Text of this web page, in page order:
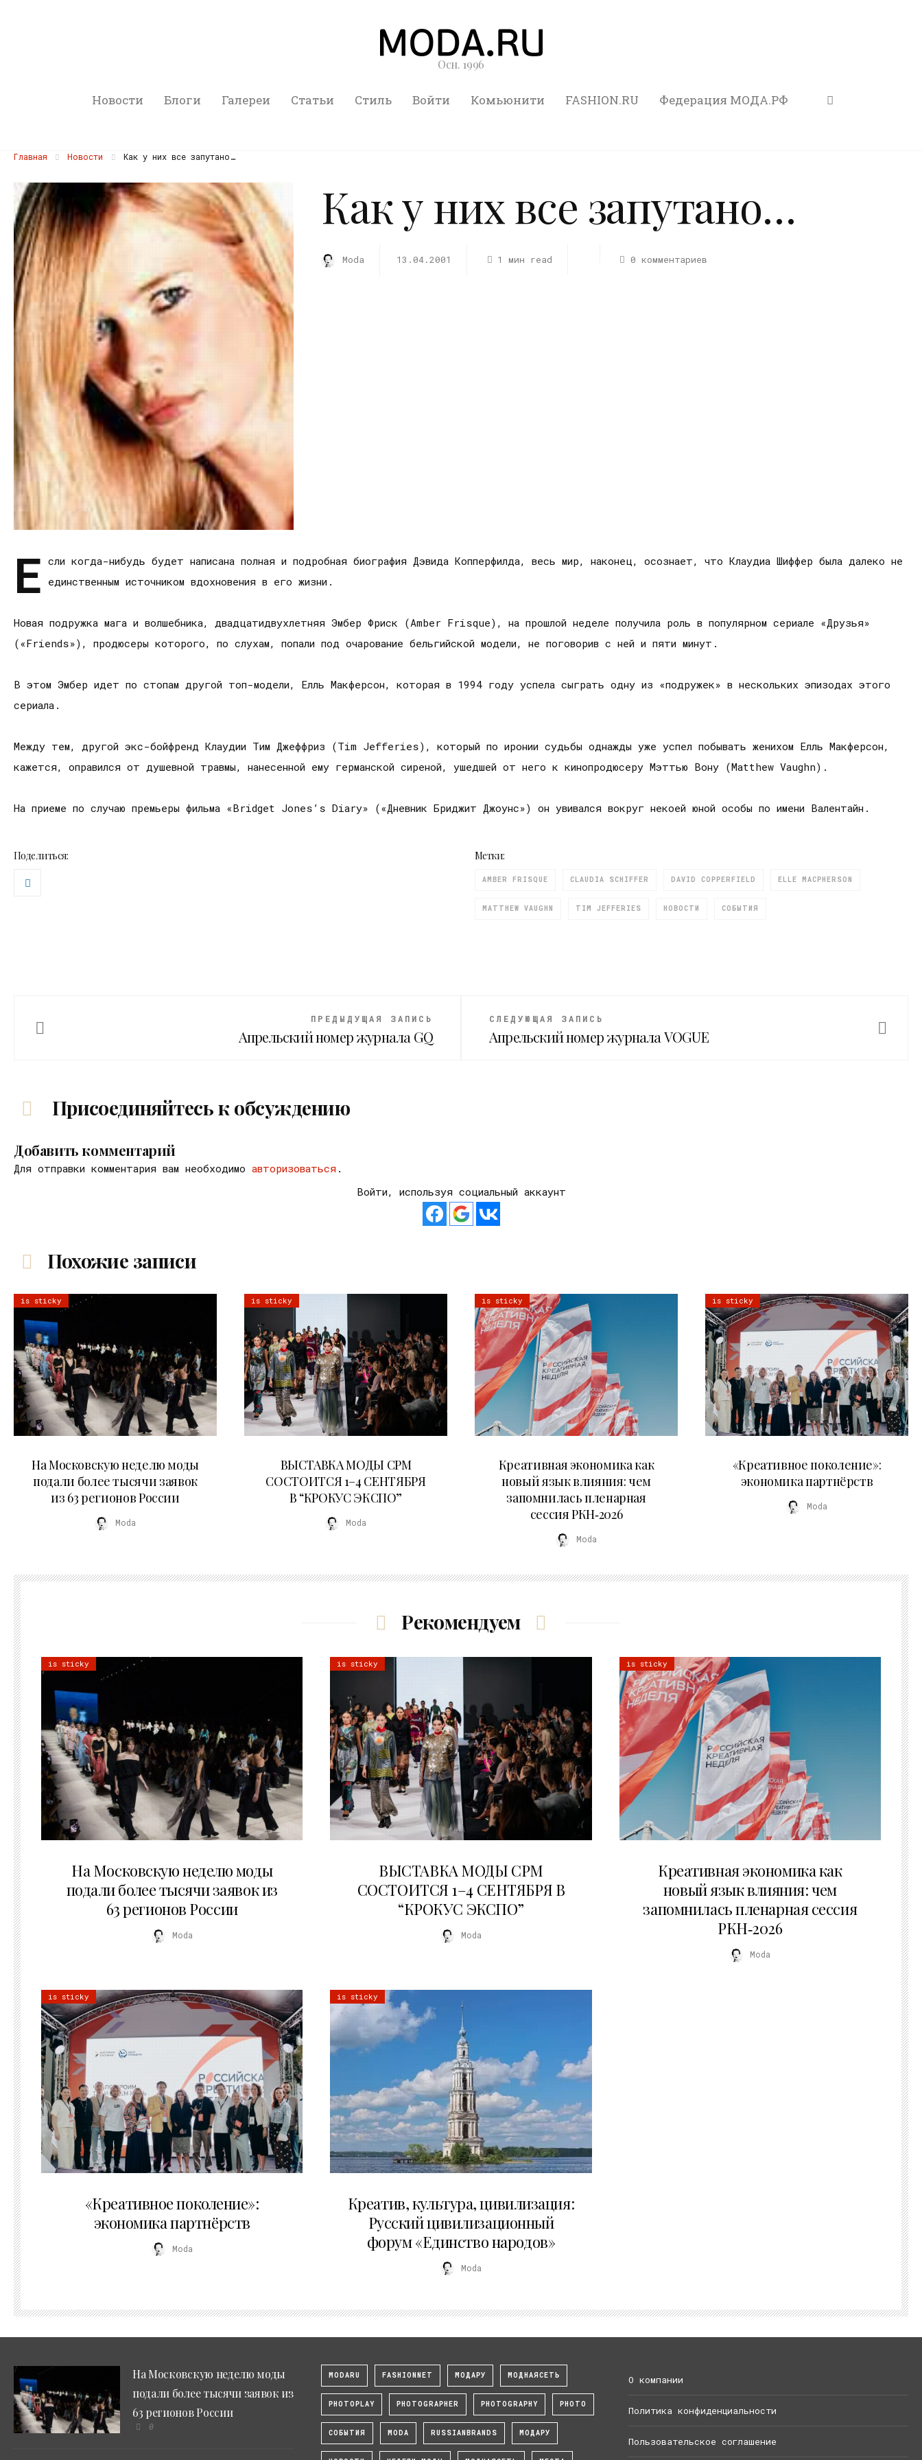
Осн. 1996
Новости Блоги Галереи Статьи Стиль Войти Комьюнити FASHION.RU Федерация МОДА.РФ
Главная Новости Как у них все запутано…
Как у них все запутано…
Moda 13.04.2001 1 мин read 0 комментариев
Е сли когда-нибудь будет написана полная и подробная биография Дэвида Копперфилда, весь мир, наконец, осознает, что Клаудиа Шиффер была далеко не
единственным источником вдохновения в его жизни.
Новая подружка мага и волшебника, двадцатидвухлетняя Эмбер Фриск (Amber Frisque), на прошлой неделе получила роль в популярном сериале «Друзья»
(«Friends»), продюсеры которого, по слухам, попали под очарование бельгийской модели, не поговорив с ней и пяти минут.
В этом Эмбер идет по стопам другой топ-модели, Елль Макферсон, которая в 1994 году успела сыграть одну из «подружек» в нескольких эпизодах этого
сериала.
Между тем, другой экс-бойфренд Клаудии Тим Джеффриз (Tim Jefferies), который по иронии судьбы однажды уже успел побывать женихом Елль Макферсон,
кажется, оправился от душевной травмы, нанесенной ему германской сиреной, ушедшей от него к кинопродюсеру Мэттью Вону (Matthew Vaughn).
На приеме по случаю премьеры фильма «Bridget Jones’s Diary» («Дневник Бриджит Джоунс») он увивался вокруг некоей юной особы по имени Валентайн.
Поделиться: Метки:
AMBER FRISQUE CLAUDIA SCHIFFER DAVID COPPERFIELD ELLE MACPHERSON
MATTHEW VAUGHN TIM JEFFERIES НОВОСТИ СОБЫТИЯ
ПРЕДЫДУЩАЯ ЗАПИСЬ
Апрельский номер журнала GQ
СЛЕДУЮЩАЯ ЗАПИСЬ
Апрельский номер журнала VOGUE
Присоединяйтесь к обсуждению
Добавить комментарий
Для отправки комментария вам необходимо авторизоваться .
Войти, используя социальный аккаунт
Похожие записи
is sticky
На Московскую неделю моды
подали более тысячи заявок
из 63 регионов России
Moda
is sticky
ВЫСТАВКА МОДЫ CPM
СОСТОИТСЯ 1–4 СЕНТЯБРЯ
В “КРОКУС ЭКСПО”
Moda
is sticky
Креативная экономика как
новый язык влияния: чем
запомнилась пленарная
сессия РКН‑2026
Moda
is sticky
«Креативное поколение»:
экономика партнёрств
Moda
Рекомендуем
is sticky
На Московскую неделю моды
подали более тысячи заявок из
63 регионов России
Moda
is sticky
ВЫСТАВКА МОДЫ CPM
СОСТОИТСЯ 1–4 СЕНТЯБРЯ В
“КРОКУС ЭКСПО”
Moda
is sticky
Креативная экономика как
новый язык влияния: чем
запомнилась пленарная сессия
РКН‑2026
Moda
is sticky
«Креативное поколение»:
экономика партнёрств
Moda
is sticky
Креатив, культура, цивилизация:
Русский цивилизационный
форум «Единство народов»
Moda
На Московскую неделю моды
подали более тысячи заявок из
63 регионов России
0
MODARU FASHIONNET МОДАРУ МОДНАЯСЕТЬ
PHOTOPLAY PHOTOGRAPHER PHOTOGRAPHY PHOTO
СОБЫТИЯ MODA RUSSIANBRANDS МОДАРУ
О компании
Политика конфиденциальности
Пользовательское соглашение